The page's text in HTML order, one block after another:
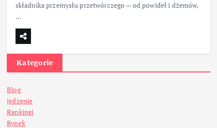
składnika przemysłu przetwórczego — od powideł i dżemów,
…
Kategorie
Blog
jedzenie
Rankingi
Rynek